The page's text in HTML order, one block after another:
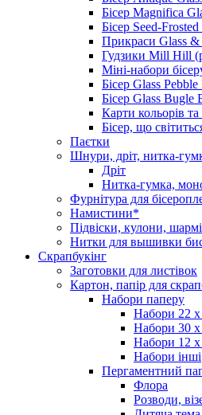
Бісер Magnifica
Бісер Seed-
Прикраси Glass &
Гудзики Mill Hill
Міні-набори
Бісер Glass Pebble
Бісер Glass Bugle
Карти кольорів
Бісер, що
Паєтки
Шнури, дріт, нитка-
Дріт
Нитка-гумка,
Фурнітура для
Намистини*
Підвіски, кулони,
Нитки для вышивки
Скрапбукінг
Заготовки для листівок
Картон, папір для
Набори паперу
Набори 22
Набори 30
Набори 12
Набори інші
Пергаментний
Флора
Розводи,